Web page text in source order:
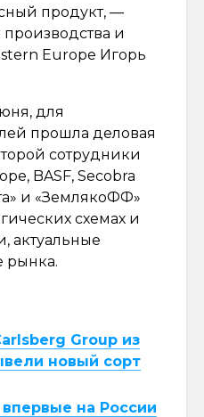
продукт, —
производства и
Europe Игорь
для
прошла деловая
сотрудники
BASF, Secobra
и «ЗемлякоФФ»
схемах и
актуальные
рынка.
Group из
новый сорт
на России